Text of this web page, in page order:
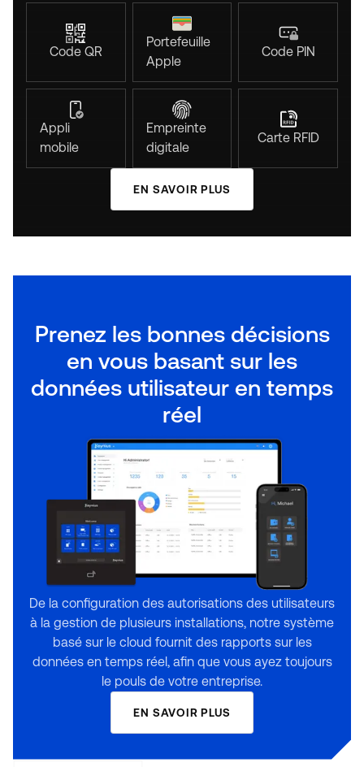
Code QR
Portefeuille
Apple
Code PIN
Appli
mobile
Empreinte
digitale
Carte RFID
EN SAVOIR PLUS
Prenez les bonnes décisions
en vous basant sur les
données utilisateur en temps
réel
De la configuration des autorisations des utilisateurs
à la gestion de plusieurs installations, notre système
basé sur le cloud fournit des rapports sur les
données en temps réel, afin que vous ayez toujours
le pouls de votre entreprise.
EN SAVOIR PLUS